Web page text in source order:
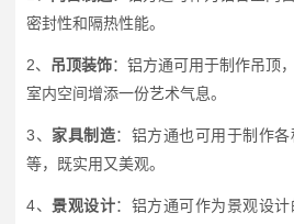
密封性和隔热性能。
2、 吊顶装饰：铝方通可用于制作吊顶
室内空间增添一份艺术气息。
3、 家具制造：铝方通也可用于制作
等，既实用又美观。
4、景观设计：铝方通可作为景观设